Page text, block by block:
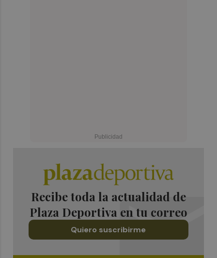
Recibe toda la actualidad de
Plaza Deportiva en tu correo
Quiero suscribirme